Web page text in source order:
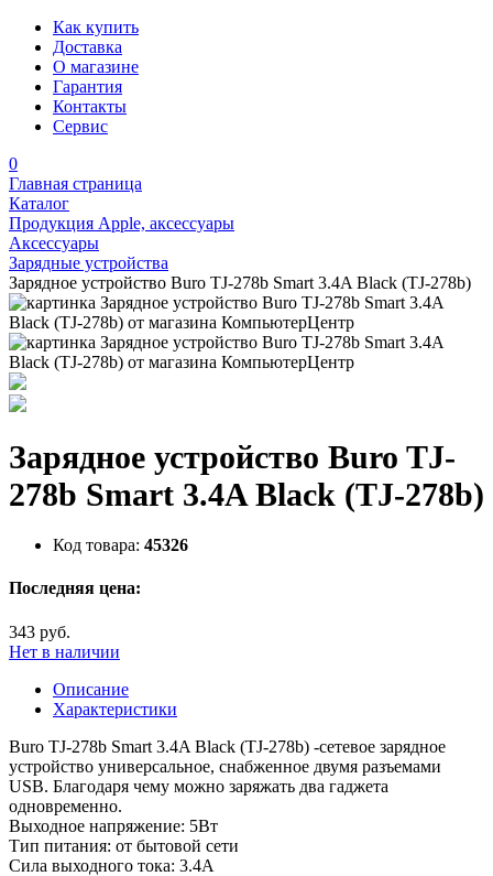
Как купить
Доставка
О магазине
Гарантия
Контакты
Сервис
0
Главная страница
Каталог
Продукция Apple, аксессуары
Аксессуары
Зарядные устройства
Зарядное устройство Buro TJ-278b Smart 3.4A Black (TJ-278b)
Зарядное устройство Buro TJ-
278b Smart 3.4A Black (TJ-278b)
Код товара: 45326
Последняя цена:
343 руб.
Нет в наличии
Описание
Характеристики
Buro TJ-278b Smart 3.4A Black (TJ-278b) -сетевое зарядное
устройство универсальное, снабженное двумя разъемами
USB. Благодаря чему можно заряжать два гаджета
одновременно.
Выходное напряжение: 5Вт
Тип питания: от бытовой сети
Сила выходного тока: 3.4А